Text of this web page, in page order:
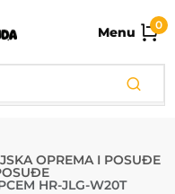
Menu 0
OPREMA I POSUĐE
HR-JLG-W20T